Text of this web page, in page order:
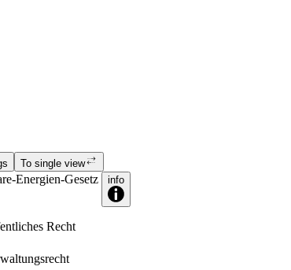
To single view
Energien-Gesetz info
Recht